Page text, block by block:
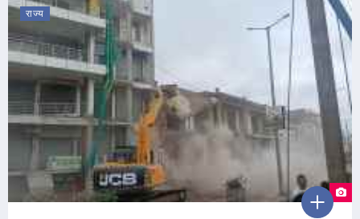
राज्य